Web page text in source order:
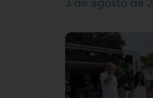
3 de agosto de